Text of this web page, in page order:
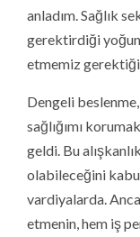
anladım. Sağlık
gerektirdiği yoğun
etmemiz
Dengeli
sağlığımı
geldi. Bu
olabileceğini
vardiyalarda.
etmenin, hem iş